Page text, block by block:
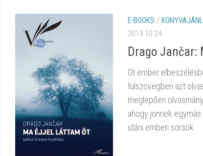
E-BOOKS /
2019.10.24.
Drago
Öt ember
fülszövegben azt
meglepően
ahogy jönnek
utáni emberi sorsok.